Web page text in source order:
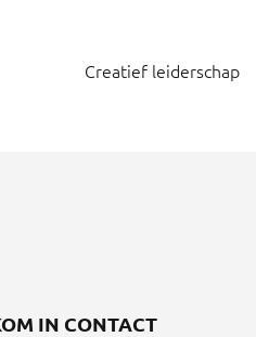
Creatief leiderschap
IN CONTACT